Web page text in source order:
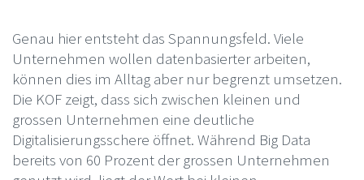
Genau hier entsteht das Spannungsfeld. Viele
Unternehmen wollen datenbasierter arbeiten,
können dies im Alltag aber nur begrenzt umsetzen.
Die KOF zeigt, dass sich zwischen kleinen und
grossen Unternehmen eine deutliche
Digitalisierungsschere öffnet. Während Big Data
bereits von 60 Prozent der grossen Unternehmen